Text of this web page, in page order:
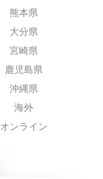
熊本県
大分県
宮崎県
鹿児島県
沖縄県
海外
オンライン